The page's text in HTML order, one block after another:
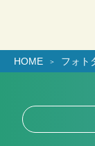
HOME フォト